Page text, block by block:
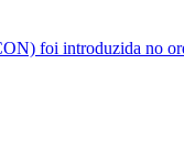
foi introduzida no